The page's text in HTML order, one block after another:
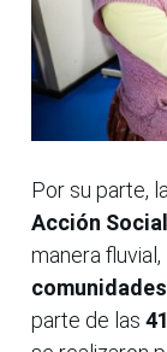
Por su parte,
Acción
manera
parte de las